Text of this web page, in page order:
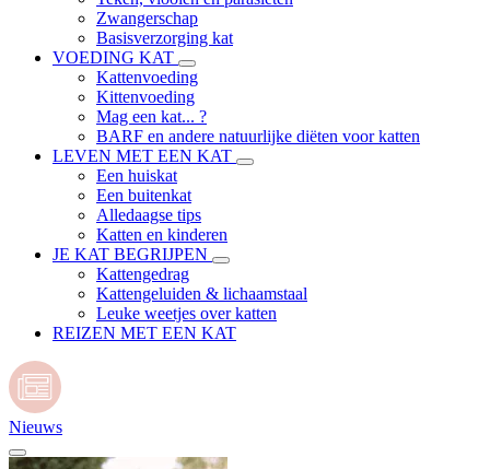
Zwangerschap
Basisverzorging kat
VOEDING KAT
Kattenvoeding
Kittenvoeding
Mag een kat... ?
BARF en andere natuurlijke diëten voor katten
LEVEN MET EEN KAT
Een huiskat
Een buitenkat
Alledaagse tips
Katten en kinderen
JE KAT BEGRIJPEN
Kattengedrag
Kattengeluiden & lichaamstaal
Leuke weetjes over katten
REIZEN MET EEN KAT
Nieuws